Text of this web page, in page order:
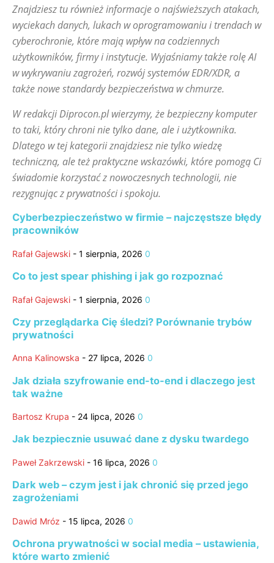
Znajdziesz tu również informacje o najświeższych atakach,
wyciekach danych, lukach w oprogramowaniu i trendach w
cyberochronie, które mają wpływ na codziennych
użytkowników, firmy i instytucje. Wyjaśniamy także rolę AI
w wykrywaniu zagrożeń, rozwój systemów EDR/XDR, a
także nowe standardy bezpieczeństwa w chmurze.
W redakcji Diprocon.pl wierzymy, że bezpieczny komputer
to taki, który chroni nie tylko dane, ale i użytkownika.
Dlatego w tej kategorii znajdziesz nie tylko wiedzę
techniczną, ale też praktyczne wskazówki, które pomogą Ci
świadomie korzystać z nowoczesnych technologii, nie
rezygnując z prywatności i spokoju.
Cyberbezpieczeństwo w firmie – najczęstsze błędy
pracowników
Rafał Gajewski - 1 sierpnia, 2026 0
Co to jest spear phishing i jak go rozpoznać
Rafał Gajewski - 1 sierpnia, 2026 0
Czy przeglądarka Cię śledzi? Porównanie trybów
prywatności
Anna Kalinowska - 27 lipca, 2026 0
Jak działa szyfrowanie end-to-end i dlaczego jest
tak ważne
Bartosz Krupa - 24 lipca, 2026 0
Jak bezpiecznie usuwać dane z dysku twardego
Paweł Zakrzewski - 16 lipca, 2026 0
Dark web – czym jest i jak chronić się przed jego
zagrożeniami
Dawid Mróz - 15 lipca, 2026 0
Ochrona prywatności w social media – ustawienia,
które warto zmienić